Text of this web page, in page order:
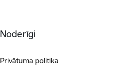
Noderīgi
Privātuma politika